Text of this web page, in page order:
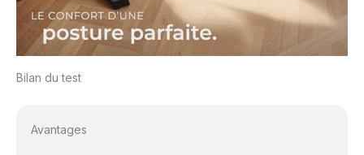
Bilan du test
Avantages